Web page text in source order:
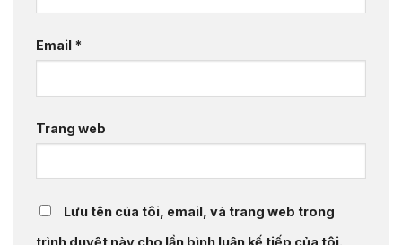
Email *
Trang web
Lưu tên của tôi, email, và trang web trong